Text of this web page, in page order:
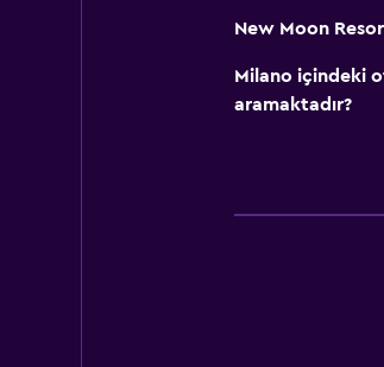
New Moon
Milano içindeki
aramaktadır?